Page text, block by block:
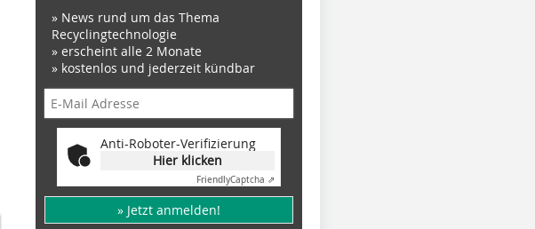
» News rund um das Thema
Recyclingtechnologie
» erscheint alle 2 Monate
» kostenlos und jederzeit kündbar
Anti-Roboter-Verifizierung
Hier klicken
FriendlyCaptcha ⇗
» Jetzt anmelden!